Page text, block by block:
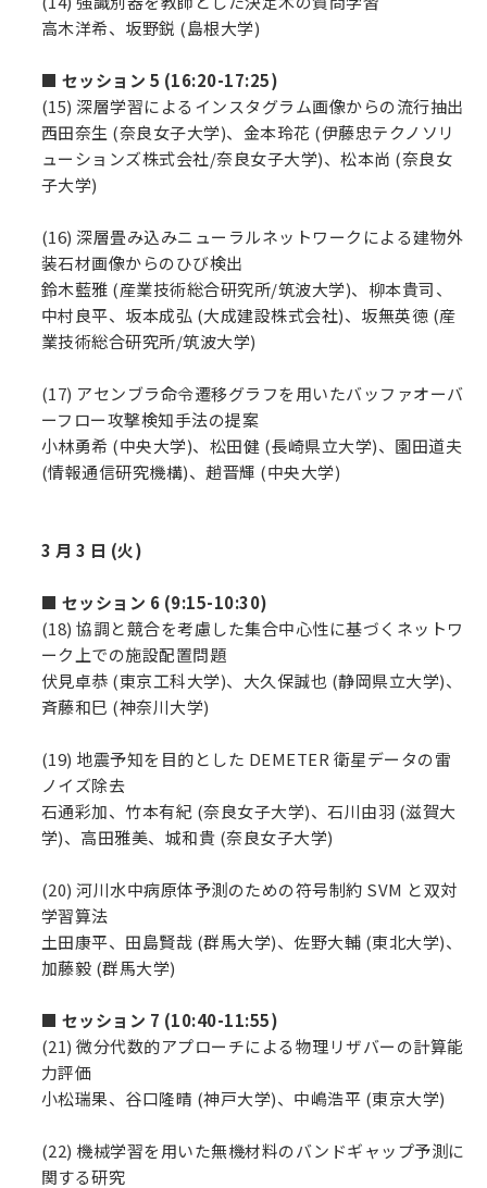
高木洋希、坂野鋭 (島根大学)
■ セッション 5 (16:20-17:25)
(15) 深層学習によるインスタグラム画像からの流行抽出
西田奈生 (奈良女子大学)、金本玲花 (伊藤忠テクノソリ
ューションズ株式会社/奈良女子大学)、松本尚 (奈良女
子大学)
(16) 深層畳み込みニューラルネットワークによる建物外
装石材画像からのひび検出
鈴木藍雅 (産業技術総合研究所/筑波大学)、柳本貴司、
中村良平、坂本成弘 (大成建設株式会社)、坂無英徳 (産
業技術総合研究所/筑波大学)
(17) アセンブラ命令遷移グラフを用いたバッファオーバ
ーフロー攻撃検知手法の提案
小林勇希 (中央大学)、松田健 (長崎県立大学)、園田道夫
(情報通信研究機構)、趙晋輝 (中央大学)
3 月 3 日 (火)
■ セッション 6 (9:15-10:30)
(18) 協調と競合を考慮した集合中心性に基づくネットワ
ーク上での施設配置問題
伏見卓恭 (東京工科大学)、大久保誠也 (静岡県立大学)、
斉藤和巳 (神奈川大学)
(19) 地震予知を目的とした DEMETER 衛星データの雷
ノイズ除去
石通彩加、竹本有紀 (奈良女子大学)、石川由羽 (滋賀大
学)、高田雅美、城和貴 (奈良女子大学)
(20) 河川水中病原体予測のための符号制約 SVM と双対
学習算法
土田康平、田島賢哉 (群馬大学)、佐野大輔 (東北大学)、
加藤毅 (群馬大学)
■ セッション 7 (10:40-11:55)
(21) 微分代数的アプローチによる物理リザバーの計算能
力評価
小松瑞果、谷口隆晴 (神戸大学)、中嶋浩平 (東京大学)
(22) 機械学習を用いた無機材料のバンドギャップ予測に
関する研究